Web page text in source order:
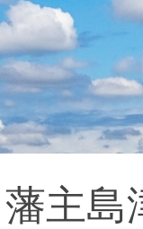
主